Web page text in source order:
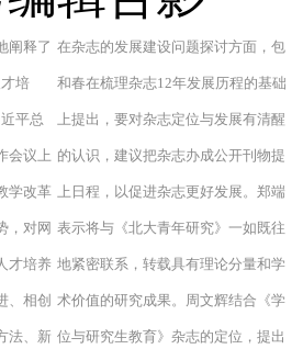
阐释了
培
平总
会议上
学改革
，对网
才培养
、相创
法、新
在杂志的发展建设问题探讨方面，包
和春在梳理杂志12年发展历程的基础
上提出，要对杂志定位与发展有清醒
的认识，建议把杂志办成公开刊物提
上日程，以促进杂志更好发展。郑端
表示将与《北大青年研究》一如既往
地紧密联系，转载具有理论分量和学
术价值的研究成果。周文辉结合《学
位与研究生教育》杂志的定位，提出